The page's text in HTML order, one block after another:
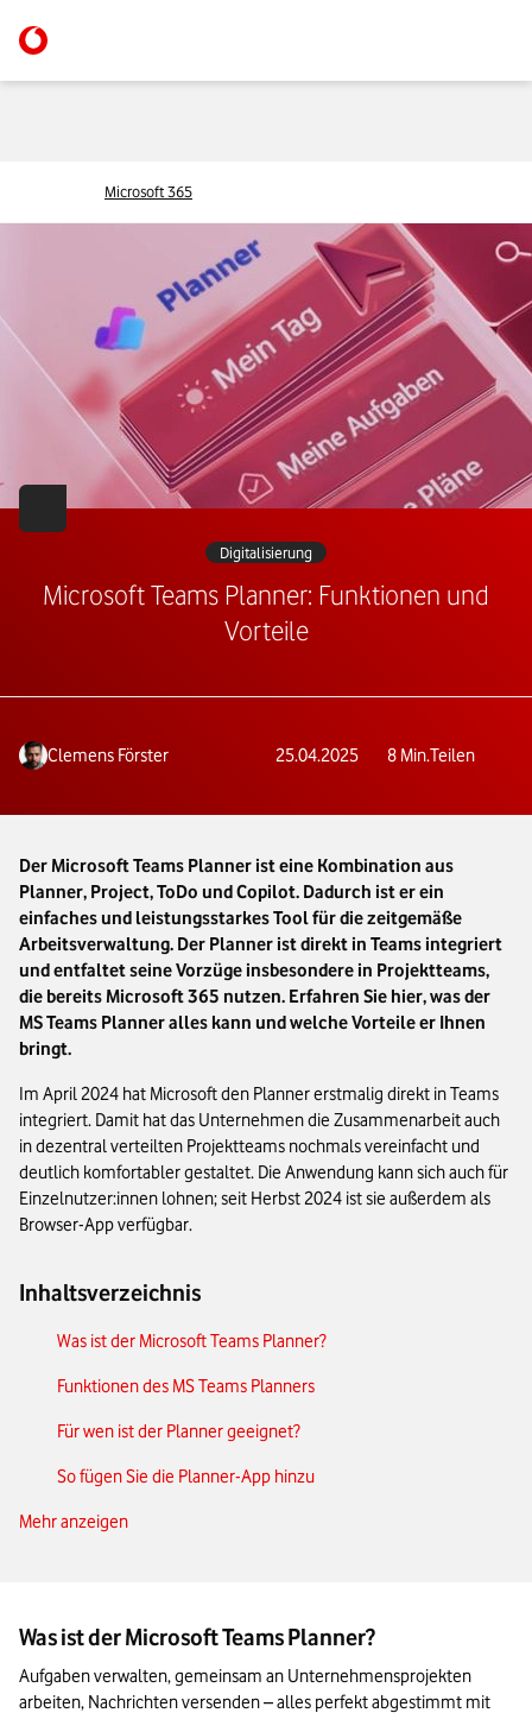
Microsoft 365
Digitalisierung
Microsoft Teams Planner: Funktionen und
Vorteile
Clemens Förster 25.04.2025 8 Min.Teilen
Der Microsoft Teams Planner ist eine Kombination aus
Planner, Project, ToDo und Copilot. Dadurch ist er ein
einfaches und leistungsstarkes Tool für die zeitgemäße
Arbeitsverwaltung. Der Planner ist direkt in Teams integriert
und entfaltet seine Vorzüge insbesondere in Projektteams,
die bereits Microsoft 365 nutzen. Erfahren Sie hier, was der
MS Teams Planner alles kann und welche Vorteile er Ihnen
bringt.
Im April 2024 hat Microsoft den Planner erstmalig direkt in Teams
integriert. Damit hat das Unternehmen die Zusammenarbeit auch
in dezentral verteilten Projektteams nochmals vereinfacht und
deutlich komfortabler gestaltet. Die Anwendung kann sich auch für
Einzelnutzer:innen lohnen; seit Herbst 2024 ist sie außerdem als
Browser-App verfügbar.
Inhaltsverzeichnis
Was ist der Microsoft Teams Planner?
Funktionen des MS Teams Planners
Für wen ist der Planner geeignet?
So fügen Sie die Planner-App hinzu
Integration in einen Teams-Kanal
Mehr anzeigen
Was ist der Microsoft Teams Planner?
Aufgaben verwalten, gemeinsam an Unternehmensprojekten
arbeiten, Nachrichten versenden – alles perfekt abgestimmt mit